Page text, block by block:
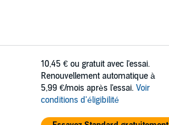
10,45 € ou gratuit avec l'essai.
Renouvellement automatique à
5,99 €/mois après l'essai. Voir
conditions d'éligibilité